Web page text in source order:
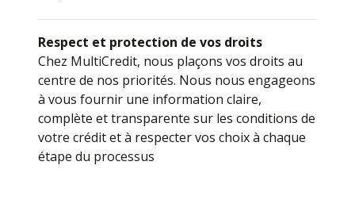
Respect et protection de vos droits
Chez MultiCredit, nous plaçons vos droits au
centre de nos priorités. Nous nous engageons
à vous fournir une information claire,
complète et transparente sur les conditions de
votre crédit et à respecter vos choix à chaque
étape du processus